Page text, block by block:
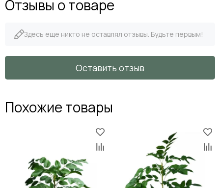
Отзывы о товаре
Здесь еще никто не оставлял отзывы. Будьте первым!
Оставить отзыв
Похожие товары